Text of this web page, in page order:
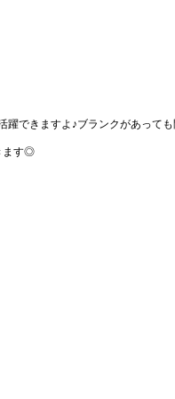
できますよ♪ブランクがあっても
ます◎